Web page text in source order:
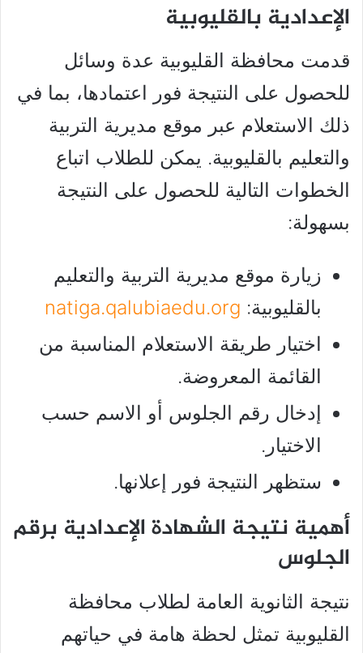
الإعدادية بالقليوبية
قدمت محافظة القليوبية عدة وسائل
للحصول على النتيجة فور اعتمادها، بما في
ذلك الاستعلام عبر موقع مديرية التربية
والتعليم بالقليوبية. يمكن للطلاب اتباع
الخطوات التالية للحصول على النتيجة
بسهولة:
زيارة موقع مديرية التربية والتعليم
بالقليوبية: natiga.qalubiaedu.org
اختيار طريقة الاستعلام المناسبة من
القائمة المعروضة.
إدخال رقم الجلوس أو الاسم حسب
الاختيار.
ستظهر النتيجة فور إعلانها.
أهمية نتيجة الشهادة الإعدادية برقم
الجلوس
نتيجة الثانوية العامة لطلاب محافظة
القليوبية تمثل لحظة هامة في حياتهم